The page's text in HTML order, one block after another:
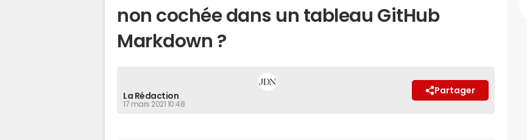
non cochée dans un tableau GitHub
Markdown ?
La Rédaction
17 mars 2021 10:48
Partager